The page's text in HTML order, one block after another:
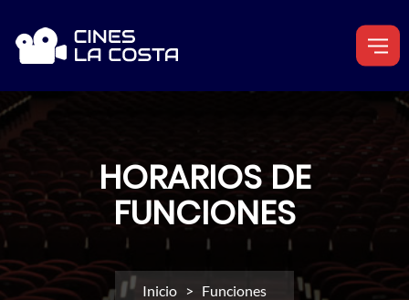
HORARIOS DE
FUNCIONES
Inicio > Funciones